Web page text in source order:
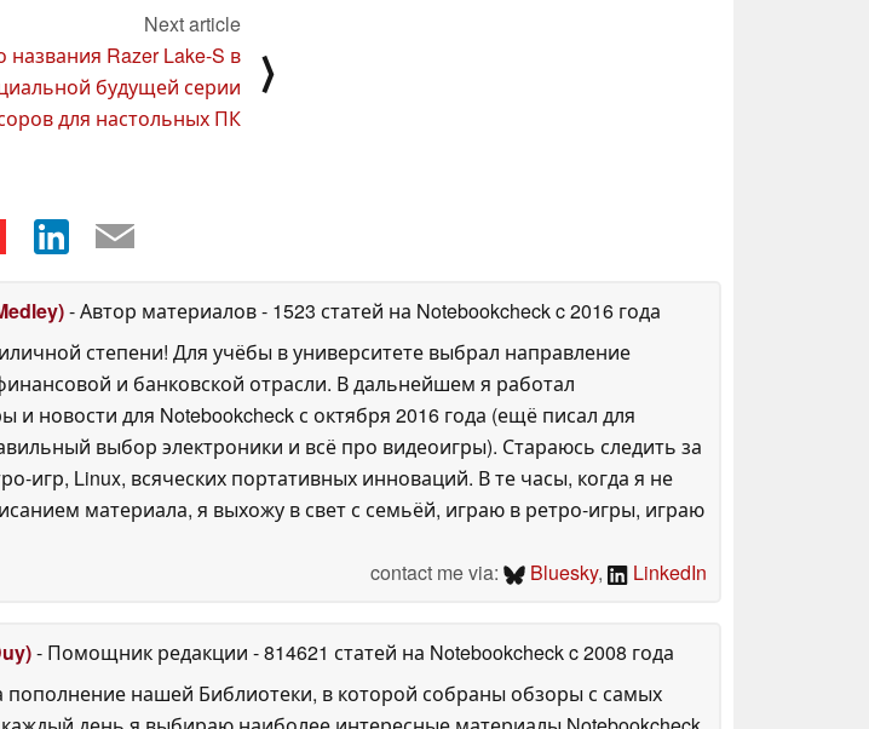
Next article
названия Razer Lake-S в
будущей серии
для настольных ПК
⟩
- Автор материалов- 1523 статей на Notebookcheckc 2016 года
степени! Для учёбы в университете выбрал направление
и банковской отрасли. В дальнейшем я работал
новости для Notebookcheck с октября 2016 года (ещё писал для
выбор электроники и всё про видеоигры). Стараюсь следить за
игр, Linux, всяческих портативных инноваций. В те часы, когда я не
материала, я выхожу в свет с семьёй, играю в ретро-игры, играю
contact me via:
Bluesky, LinkedIn
- Помощник редакции - 814621 статей на Notebookcheckc 2008 года
нашей Библиотеки, в которой собраны обзоры с самых